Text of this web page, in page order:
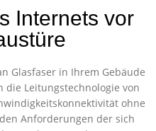
Internets vor
Glasfaser in Ihrem Gebäude
die Leitungstechnologie von
ohne
Anforderungen der sich